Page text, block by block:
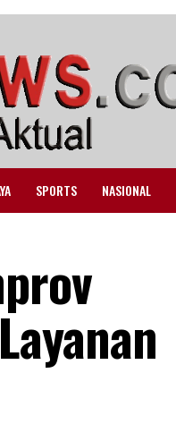
SPORTS NASIONAL